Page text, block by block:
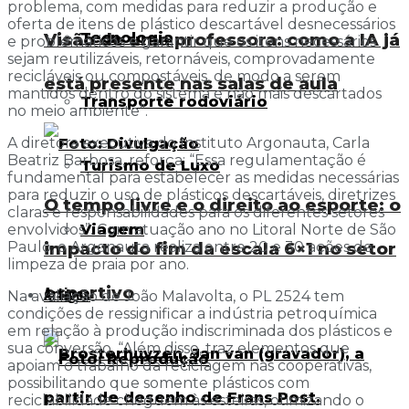
Visão de uma professora: como a IA já
está presente nas salas de aula
O tempo livre e o direito ao esporte: o
impacto do fim da escala 6×1 no setor
esportivo
Tecnologia
Transporte rodoviário
Turismo de Luxo
Viagem
Artigos
problema, com medidas para reduzir a produção e
oferta de itens de plástico descartável desnecessários
e problemáticos e garantir que os itens necessários
sejam reutilizáveis, retornáveis, comprovadamente
recicláveis ou compostáveis, de modo a serem
mantidos dentro do sistema e não mais descartados
no meio ambiente”.
A diretora executiva do Instituto Argonauta, Carla
Beatriz Barbosa, reforça: “Essa regulamentação é
fundamental para estabelecer as medidas necessárias
para reduzir o uso de plásticos descartáveis, diretrizes
claras e responsabilidades para os diferentes setores
envolvidos”. Com atuação ano no Litoral Norte de São
Paulo, o Argonauta realiza entre 20 e 30 ações de
limpeza de praia por ano.
Na avaliação de João Malavolta, o PL 2524 tem
condições de ressignificar a indústria petroquímica
em relação à produção indiscriminada dos plásticos e
sua conversão. “Além disso, traz elementos que
apoiam o trabalho da reciclagem nas cooperativas,
possibilitando que somente plásticos com
reciclabilidade cheguem às esteiras, otimizando o